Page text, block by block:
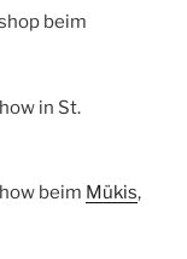
beim
in St.
beim Mükis,